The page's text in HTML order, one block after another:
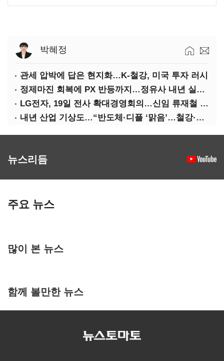
박혜정
관세 압박에 답은 현지화…K-철강, 미국 투자 러시
정제마진 회복에 PX 반등까지…정유사 내년 실적 기대
LG전자, 19일 전사 확대경영회의…신임 류재철 사장 주관
내년 산업 기상도…“반도체·디플 ‘맑음’…철강·석화 ‘흐림’”
뉴스리듬
주요 뉴스
많이 본 뉴스
함께 볼만한 뉴스